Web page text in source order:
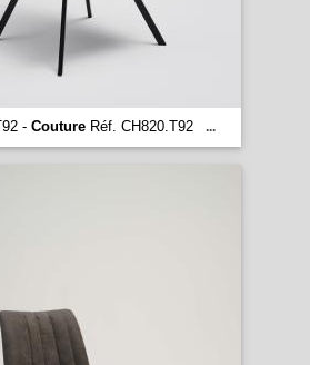
- CoutureRéf. CH820.T92 ...